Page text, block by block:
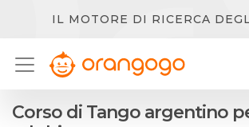
IL MOTORE DI RICERCA
Corso di Tango argentino